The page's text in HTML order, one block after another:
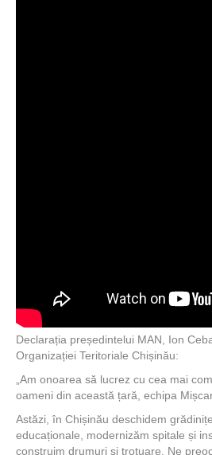
Declarația președintelui MAN, Ion
Organizației Teritoriale Chișinău:
„Am onoarea să lucrez cu cea mai
oameni din această țară, echipa
Astăzi, în Chișinău deschidem
educaționale, modernizăm spitale și
construim drumuri și trotuare. Ne